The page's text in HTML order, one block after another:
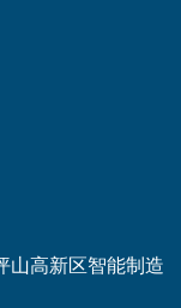
山高新区智能制造